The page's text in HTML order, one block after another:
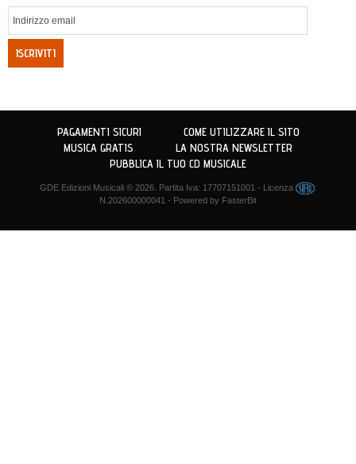
ISCRIVITI
PAGAMENTI SICURI
COME UTILIZZARE IL SITO
MUSICA GRATIS
LA NOSTRA NEWSLETTER
PUBBLICA IL TUO CD MUSICALE
GDE Edizioni Musicali© 2026. Partita Iva: 17707151001 - Licenza
:
N.202600000041 - Powered by FasterBit